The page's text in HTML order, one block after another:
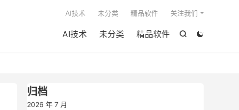


AI技术 未分类 精品软件
AI技术 未分类 精品软件 关注我们
归档
2026 年 7 月